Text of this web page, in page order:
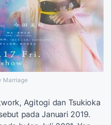
Marriage
Agitogi dan Tsukioka
pada Januari 2019.